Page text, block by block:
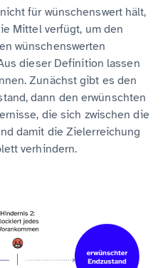
für wünschenswert hält,
Mittel verfügt, um den
wünschenswerten
dieser Definition lassen
Zunächst gibt es den
dann den erwünschten
die sich zwischen die
damit die Zielerreichung
verhindern.